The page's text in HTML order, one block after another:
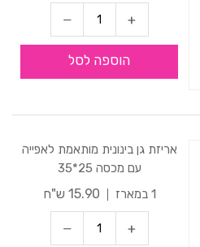
הוספה לסל
אריזת גן בינונית מותאמת לאפייה
עם מכסה 25*35
1 במארז
15.90 ש"ח